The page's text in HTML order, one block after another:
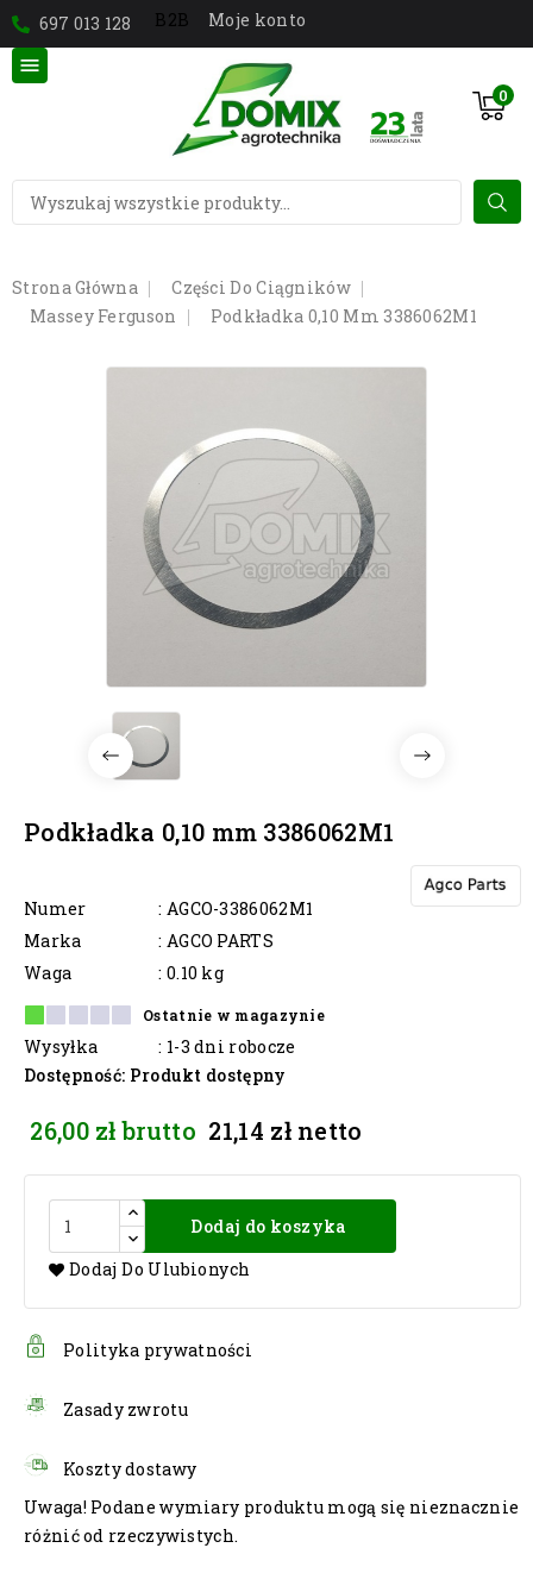
697 013 128 B2B Moje konto
0

Strona Główna
Części Do Ciągników
Massey Ferguson
Podkładka 0,10 Mm 3386062M1
Podkładka 0,10 mm 3386062M1
Numer
: AGCO-3386062M1
Marka
: AGCO PARTS
Waga
: 0.10 kg
Ostatnie w magazynie
Wysyłka
: 1-3 dni robocze
Dostępność: Produkt dostępny
26,00 zł brutto 21,14 zł netto
Dodaj do koszyka
Dodaj Do Ulubionych
Polityka prywatności
Zasady zwrotu
Koszty dostawy
Uwaga! Podane wymiary produktu mogą się nieznacznie
różnić od rzeczywistych.